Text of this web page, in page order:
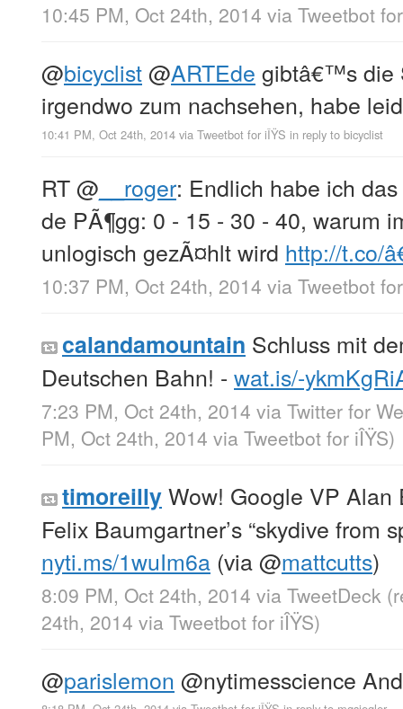
10:45 PM, Oct 24th, 2014 via Tweetbot
@bicyclist@ARTEde gibtâ€™s die
irgendwo zum nachsehen, habe
10:41 PM, Oct 24th, 2014 via Tweetbot for iÎŸS in reply to bicyclist
RT@ __roger: Endlich habe ich
de PÃ¶gg: 0 - 15 - 30 - 40, warum
unlogisch gezÃ¤hlt wird http://t.co/
10:37 PM, Oct 24th, 2014 via Tweetbot
calandamountain Schluss mit
Deutschen Bahn! - wat.is/-
7:23 PM, Oct 24th, 2014 via Twitter for
PM, Oct 24th, 2014 via Tweetbot for iÎŸS)
timoreillyWow! Google VP Alan
Felix Baumgartner’s “skydive from
nyti.ms/1wuIm6a (via@mattcutts)
8:09 PM, Oct 24th, 2014 via TweetDeck
24th, 2014 via Tweetbot for iÎŸS)
@parislemon @nytimesscience